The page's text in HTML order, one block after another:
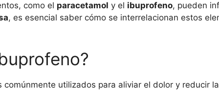
como el paracetamol y el ibuprofeno, pueden
, es esencial saber cómo se interrelacionan estos
utilizados para aliviar el dolor y reducir